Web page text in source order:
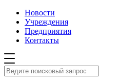
Новости
Учреждения
Предприятия
Контакты